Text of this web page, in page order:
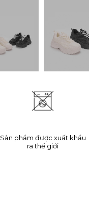
Sản phẩm được xuất khẩu
ra thế giới